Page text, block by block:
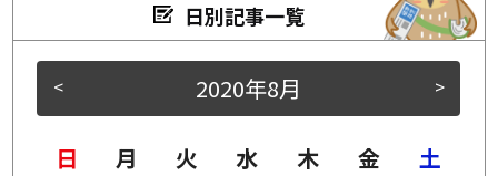
日別記事一覧
< >
2020年8月
日 月 火 水 木 金
土